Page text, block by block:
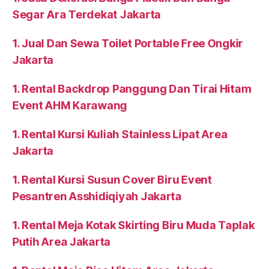
Segar Ara Terdekat Jakarta
1. Jual Dan Sewa Toilet Portable Free Ongkir
Jakarta
1. Rental Backdrop Panggung Dan Tirai Hitam
Event AHM Karawang
1. Rental Kursi Kuliah Stainless Lipat Area
Jakarta
1. Rental Kursi Susun Cover Biru Event
Pesantren Asshidiqiyah Jakarta
1. Rental Meja Kotak Skirting Biru Muda Taplak
Putih Area Jakarta